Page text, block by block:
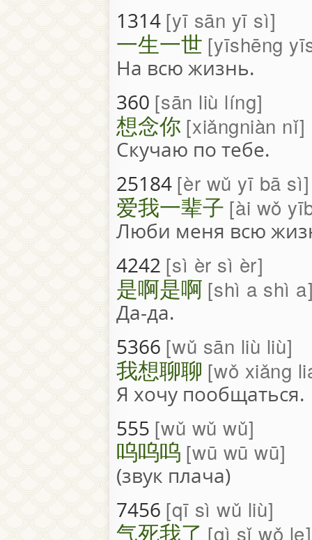
1314 yī sān yī sì
一生一世 yīshēng
На всю жизнь.
360 sān liù líng
想念你 xiǎngniàn nǐ
Скучаю по тебе.
25184 èr wǔ yī bā sì
爱我一辈子 ài wǒ
Люби меня всю
4242 sì èr sì èr
是啊是啊 shì a shì a
Да-да.
5366 wǔ sān liù liù
我想聊聊 wǒ xiǎng
Я хочу пообщаться.
555 wǔ wǔ wǔ
呜呜呜 wū wū wū
(звук плача)
7456 qī sì wǔ liù
气死我了 qì sǐ wǒ le